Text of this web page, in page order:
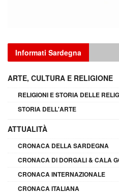
Informati Sardegna
ARTE, CULTURA E RELIGIONE
RELIGIONI E STORIA DELLE
STORIA DELL'ARTE
ATTUALITÀ
CRONACA DELLA SARDEGNA
CRONACA DI DORGALI & CALA
CRONACA INTERNAZIONALE
CRONACA ITALIANA